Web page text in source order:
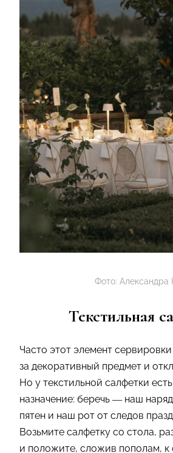
Фото: Александра
Текстильная
Часто этот элемент
за декоративный предмет и
Но у текстильной салфетки
назначение: беречь — наш
пятен и наш рот от следов
Возьмите салфетку со стола,
и положите, сложив пополам, к